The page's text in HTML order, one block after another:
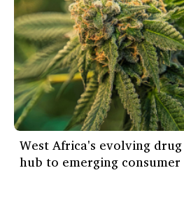
West Africa's evolving
hub to emerging